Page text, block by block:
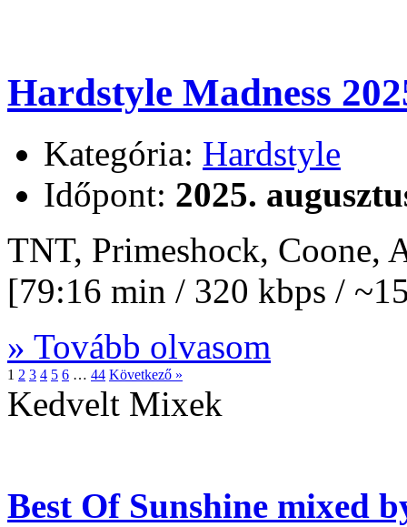
Hardstyle Madness
Kategória: Hardstyle
Időpont: 2025.
TNT, Primeshock,
[79:16 min / 320 kbps /
» Tovább olvasom
1 2 3 4 5 6 … 44 Következő »
Kedvelt Mixek
Best Of Sunshine mixed